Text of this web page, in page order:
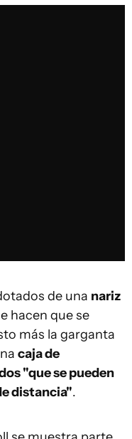
de una nariz
hacen que se
más la garganta
caja de
"que se pueden
distancia".